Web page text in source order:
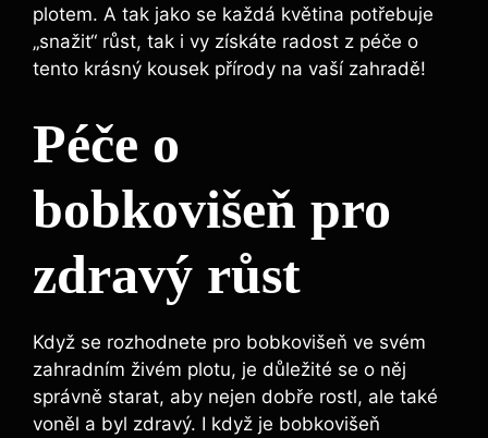
plotem. A tak jako se každá květina potřebuje
„snažit“ růst, tak i vy získáte radost z péče o
tento krásný kousek přírody na vaší zahradě!
Péče o
bobkovišeň pro
zdravý růst
Když se rozhodnete pro bobkovišeň ve svém
zahradním živém plotu, je důležité se o něj
správně starat, aby nejen dobře rostl, ale také
voněl a byl zdravý. I když je bobkovišeň